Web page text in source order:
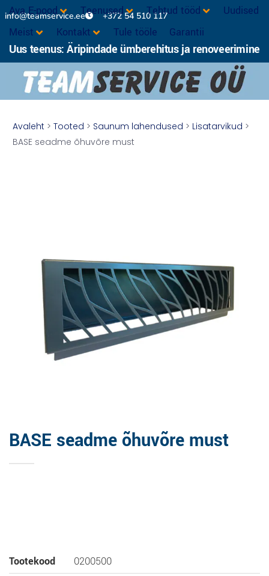
info@teamservice.ee +372 54 510 117
Ava E-pood Teenused Tehtud tööd
Uudised
Meist
Kontakt Tule tööle Garantii
Uus teenus: Äripindade ümberehitus ja renoveerimine
Avaleht > Tooted > Saunum lahendused > Lisatarvikud >
BASE seadme õhuvõre must
BASE seadme õhuvõre must
Tootekood
0200500